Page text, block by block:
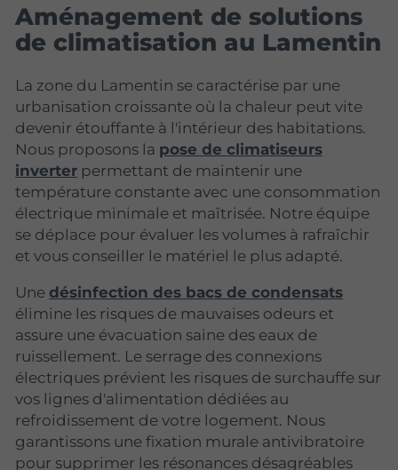
Aménagement de solutions
de climatisation au Lamentin
La zone du Lamentin se caractérise par une
urbanisation croissante où la chaleur peut vite
devenir étouffante à l'intérieur des habitations.
Nous proposons la pose de climatiseurs
inverter permettant de maintenir une
température constante avec une consommation
électrique minimale et maîtrisée. Notre équipe
se déplace pour évaluer les volumes à rafraîchir
et vous conseiller le matériel le plus adapté.
Une désinfection des bacs de condensats
élimine les risques de mauvaises odeurs et
assure une évacuation saine des eaux de
ruissellement. Le serrage des connexions
électriques prévient les risques de surchauffe sur
vos lignes d'alimentation dédiées au
refroidissement de votre logement. Nous
garantissons une fixation murale antivibratoire
pour supprimer les résonances désagréables